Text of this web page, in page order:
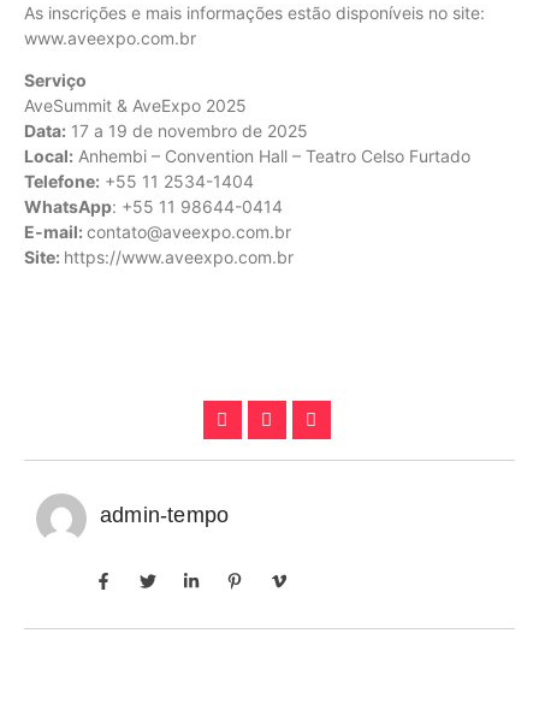
As inscrições e mais informações estão disponíveis no site:
www.aveexpo.com.br
Serviço
AveSummit & AveExpo 2025
Data: 17 a 19 de novembro de 2025
Local: Anhembi – Convention Hall – Teatro Celso Furtado
Telefone: +55 11 2534-1404
WhatsApp: +55 11 98644-0414
E-mail: contato@aveexpo.com.br
Site: https://www.aveexpo.com.br
admin-tempo